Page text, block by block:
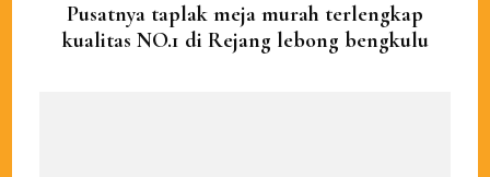
Pusatnya taplak meja murah terlengkap
kualitas NO.1 di Rejang lebong bengkulu